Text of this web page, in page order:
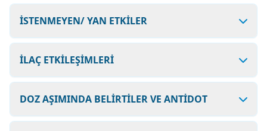
İSTENMEYEN/ YAN ETKİLER
İLAÇ ETKİLEŞİMLERİ
DOZ AŞIMINDA BELİRTİLER VE ANTİDOT